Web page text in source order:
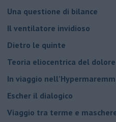
​Una questione di bilance
​Il ventilatore invidioso
​Dietro le quinte
​Teoria eliocentrica del dolore
In viaggio
​Escher il dialogico
​Viaggio tra terme e